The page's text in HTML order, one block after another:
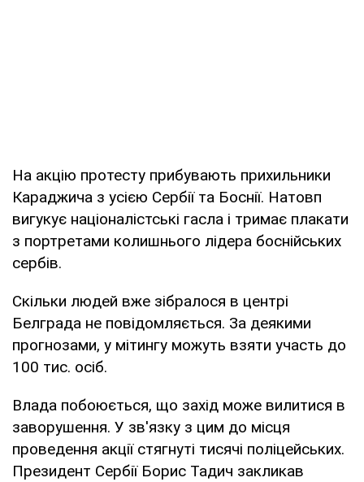
На акцію протесту прибувають прихильники
Караджича з усією Сербії та Боснії. Натовп
вигукує націоналістські гасла і тримає плакати
з портретами колишнього лідера боснійських
сербів.
Скільки людей вже зібралося в центрі
Белграда не повідомляється. За деякими
прогнозами, у мітингу можуть взяти участь до
100 тис. осіб.
Влада побоюється, що захід може вилитися в
заворушення. У зв'язку з цим до місця
проведення акції стягнуті тисячі поліцейських.
Президент Сербії Борис Тадич закликав